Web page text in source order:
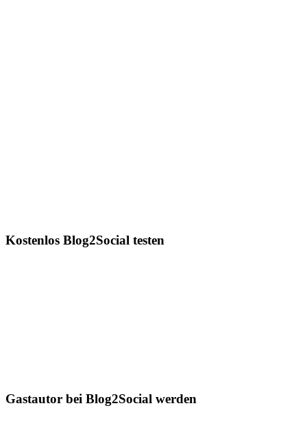
Kostenlos Blog2Social testen
Gastautor bei Blog2Social werden